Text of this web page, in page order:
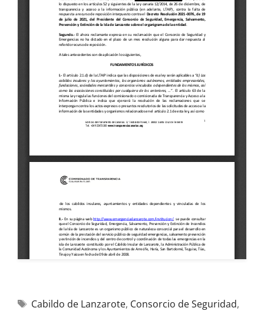
Cabildo de Lanzarote, Consorcio de Seguridad,